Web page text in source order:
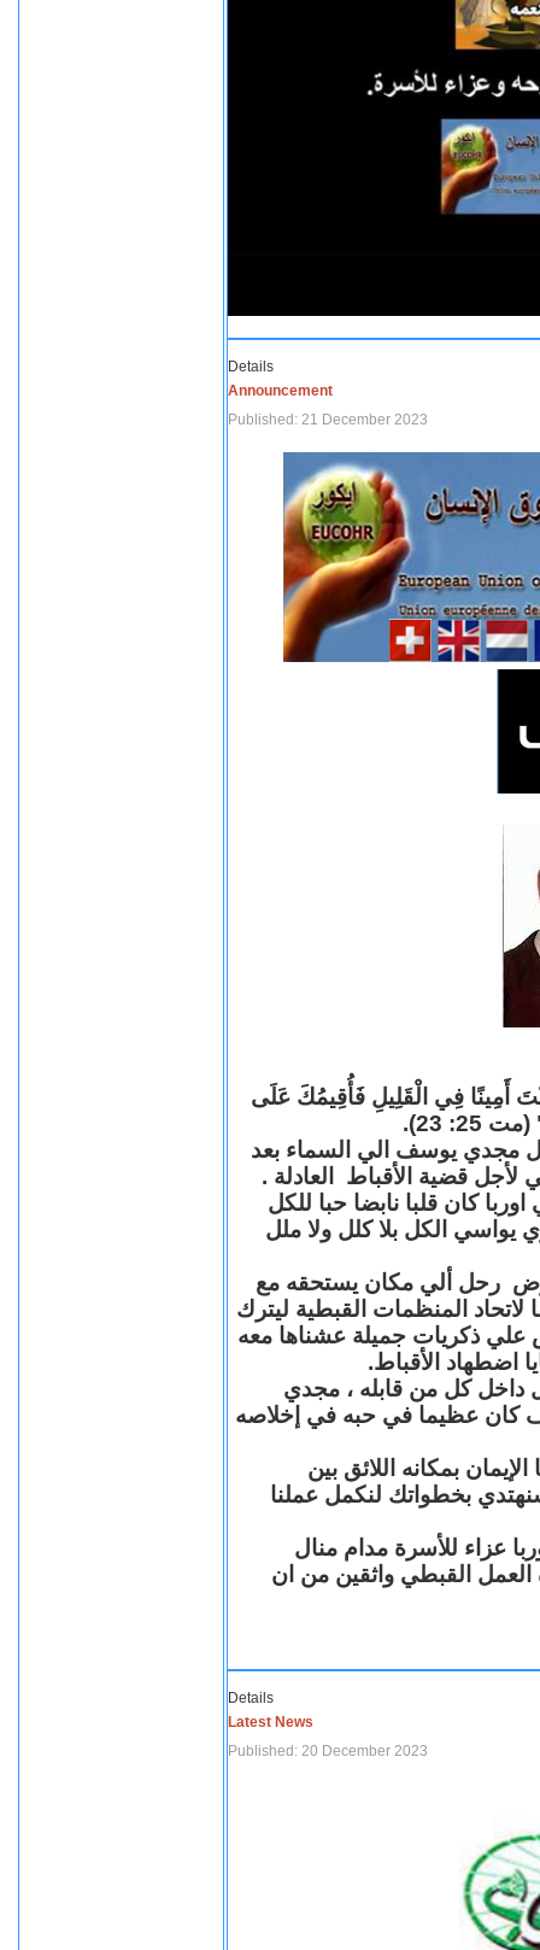
Details
Announcement
Published: 21 December 2023
أَمِينًا فِي الْقَلِيلِ فَأُقِيمُكَ عَلَى
23).
مجدي يوسف الي السماء بعد
قضية الأقباط العادلة .
كان قلبا نابضا حبا للكل
يواسي الكل بلا كلل ولا ملل
رحل ألي مكان يستحقه مع
المنظمات القبطية ليترك
علي ذكريات جميلة عشناها معه
اضطهاد الأقباط.
داخل كل من قابله ، مجدي
عظيما في حبه في إخلاصه
بمكانه اللائق بين
بخطواتك لنكمل عملنا
عزاء للأسرة مدام منال
العمل القبطي واثقين من ان
Details
Latest News
Published: 20 December 2023